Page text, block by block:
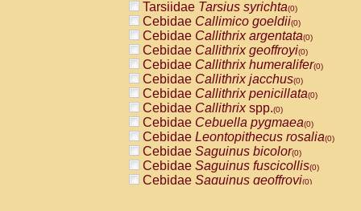
PitheciidaeCallicebus donacophilus
PitheciidaeCallicebus moloch
PitheciidaeCallicebus torquatus
PitheciidaeCallicebusspp.(0)
PitheciidaeChiropotes satanas(0)
PitheciidaePithecia monachus
PitheciidaePithecia pithecia(0)
CercopithecidaeCercocebus agilis
CercopithecidaeCercocebus
CercopithecidaeCercocebus
CercopithecidaeCercocebus
CercopithecidaeCercocebus
CercopithecidaeCercocebushybrid
Tarsiidae Tarsius syrichta(0)
Cebidae Callimico goeldii(0)
Cebidae Callithrix argentata(0)
Cebidae Callithrix geoffroyi(0)
Cebidae Callithrix humeralifer(0)
Cebidae Callithrix jacchus(0)
Cebidae Callithrix penicillata(0)
Cebidae Callithrixspp.(0)
Cebidae Cebuella pygmaea(0)
Cebidae Leontopithecus rosalia(0)
Cebidae Saguinus bicolor(0)
Cebidae Saguinus fuscicollis(0)
Cebidae Saguinus geoffroyi(0)